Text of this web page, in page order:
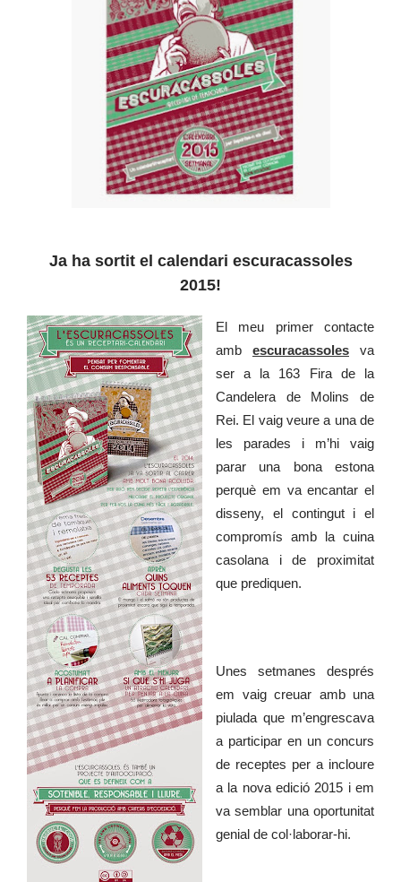
Ja ha sortit el calendari escuracassoles
2015!
El meu primer contacte
amb escuracassoles va
ser a la 163 Fira de la
Candelera de Molins de
Rei. El vaig veure a una de
les parades i m’hi vaig
parar una bona estona
perquè em va encantar el
disseny, el contingut i el
compromís amb la cuina
casolana i de proximitat
que prediquen.
Unes setmanes després
em vaig creuar amb una
piulada que m’engrescava
a participar en un concurs
de receptes per a incloure
a la nova edició 2015 i em
va semblar una oportunitat
genial de col·laborar-hi.